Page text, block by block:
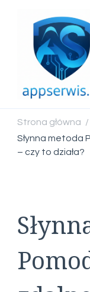
Strona główna /
Słynna metoda
– czy to działa?